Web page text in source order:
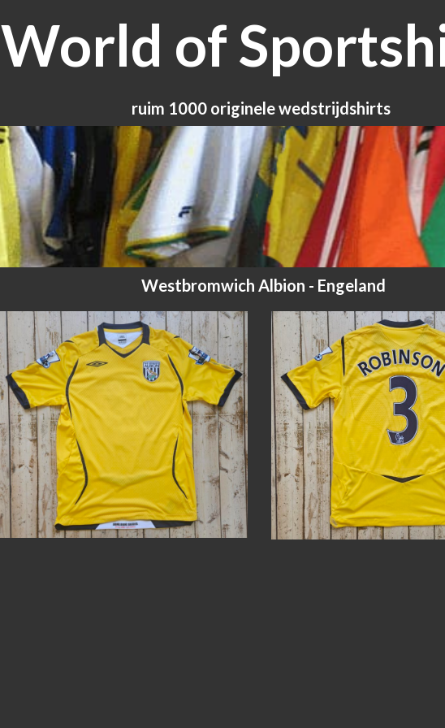
World of
ruim 1000 originele wedstrijdshirts
Westbromwich Albion - Engeland